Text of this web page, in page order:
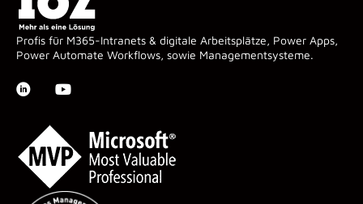
Profis für M365-Intranets & digitale Arbeitsplätze, Power Apps,
Power Automate Workflows, sowie Managementsysteme.